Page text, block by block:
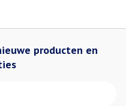
producten en